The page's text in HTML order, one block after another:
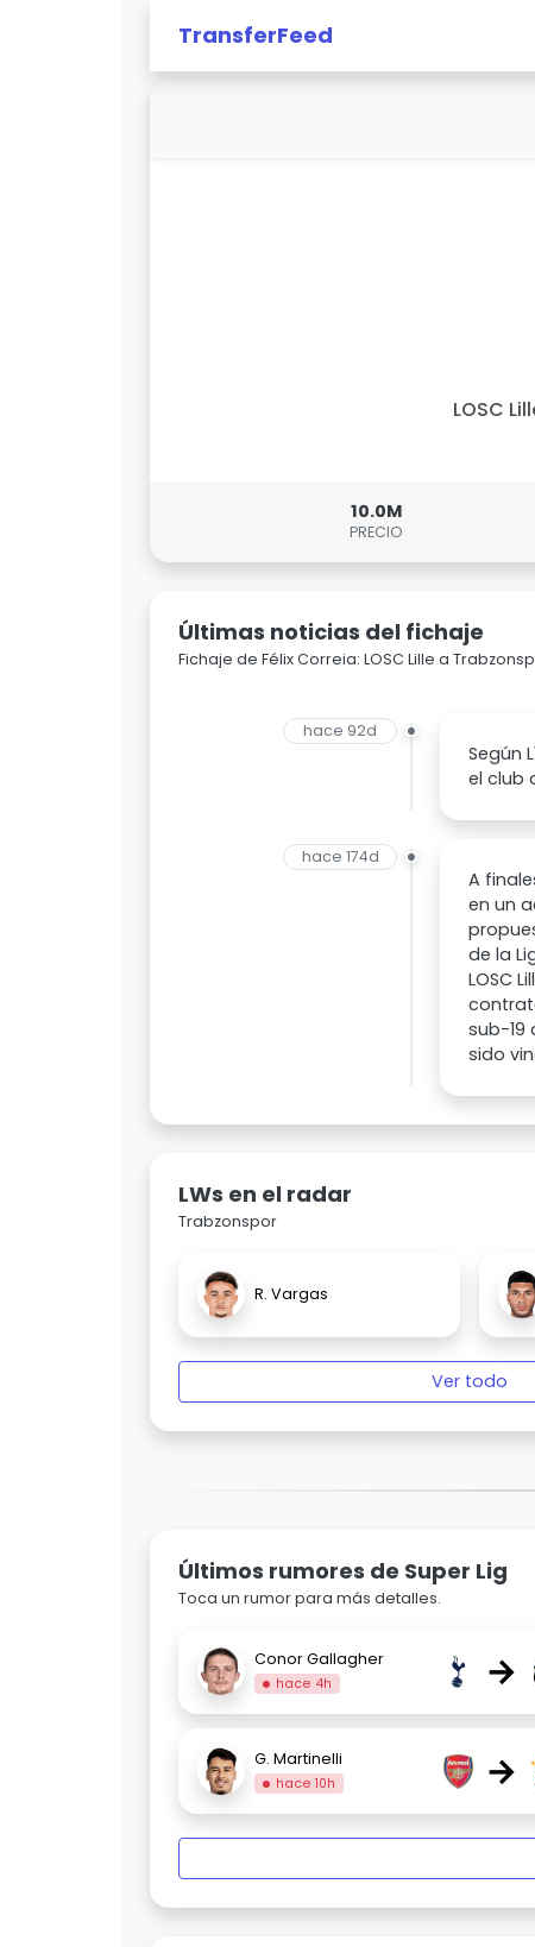
TransferFeed
LOSC
10.0M
PRECIO
Últimas noticias del fichaje
Fichaje de Félix Correia: LOSC Lille a
hace 92d
Según
el club
hace 174d
A
en un
de la
LOSC
sub-19
sido
LWs en el radar
Trabzonspor
R. Vargas
Ver todo
Últimos rumores de Super Lig
Toca un rumor para más detalles.
Conor Gallagher
hace 4h →
G. Martinelli
hace 10h →